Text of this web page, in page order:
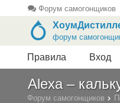
Форум самогонщиков
форум
Правила Вход
Alexa –
Форум самогонщиков